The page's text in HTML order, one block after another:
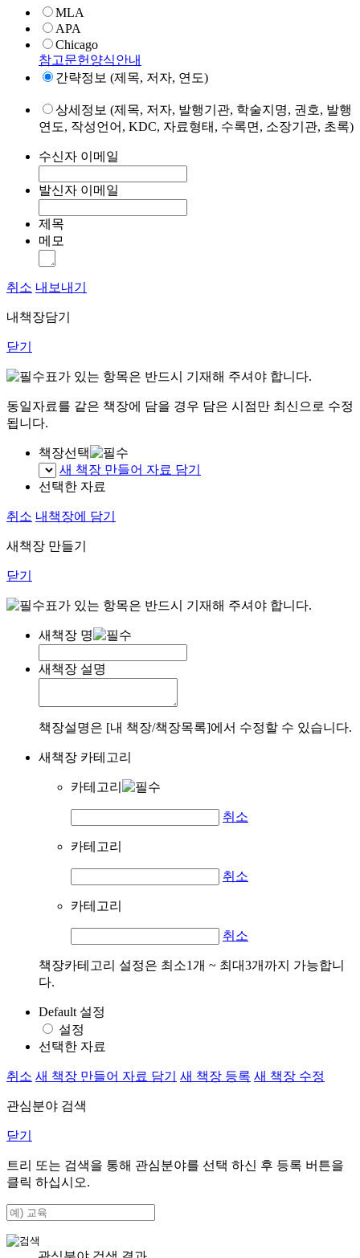
MLA
APA
Chicago
참고문헌양식안내
간략정보 (제목, 저자, 연도)
상세정보 (제목, 저자, 발행기관, 학술지명, 권호, 발행
연도, 작성언어, KDC, 자료형태, 수록면, 소장기관, 초록)
수신자 이메일
발신자 이메일
제목
메모
취소 내보내기
내책장담기
닫기
표가 있는 항목은 반드시 기재해 주셔야 합니다.
동일자료를 같은 책장에 담을 경우 담은 시점만 최신으로 수정
됩니다.
책장선택
새 책장 만들어 자료 담기
선택한 자료
취소 내책장에 담기
새책장 만들기
닫기
표가 있는 항목은 반드시 기재해 주셔야 합니다.
새책장 명
새책장 설명
책장설명은 [내 책장/책장목록]에서 수정할 수 있습니다.
새책장 카테고리
카테고리
취소
카테고리
취소
카테고리
취소
책장카테고리 설정은 최소1개 ~ 최대3개까지 가능합니
다.
Default 설정
설정
선택한 자료
취소 새 책장 만들어 자료 담기 새 책장 등록 새 책장 수정
관심분야 검색
닫기
트리 또는 검색을 통해 관심분야를 선택 하신 후 등록 버튼을
클릭 하십시오.